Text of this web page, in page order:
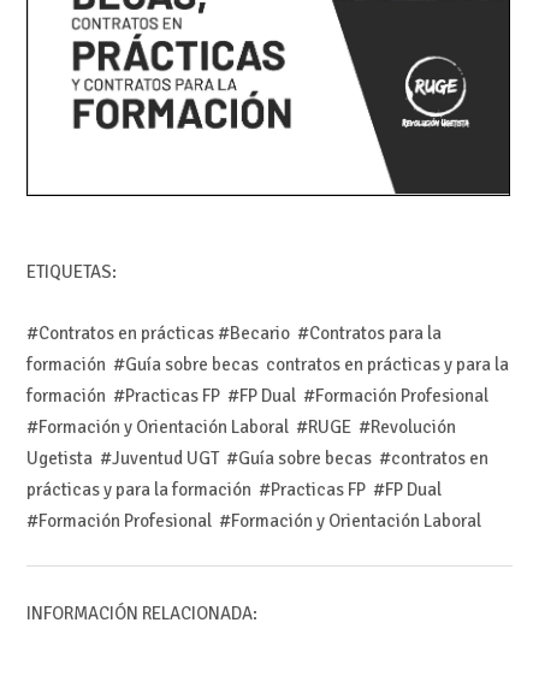
ETIQUETAS:
#Contratos en prácticas #Becario #Contratos para la
formación #Guía sobre becas contratos en prácticas y para la
formación #Practicas FP #FP Dual #Formación Profesional
#Formación y Orientación Laboral #RUGE #Revolución
Ugetista #Juventud UGT #Guía sobre becas #contratos en
prácticas y para la formación #Practicas FP #FP Dual
#Formación Profesional #Formación y Orientación Laboral
INFORMACIÓN RELACIONADA: